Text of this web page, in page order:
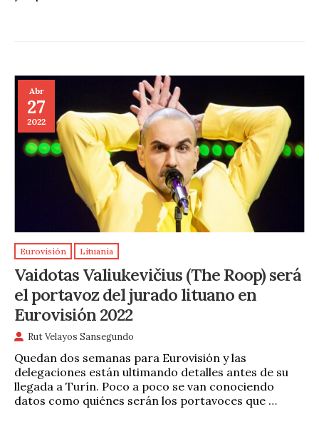
Abr
27
2022
Eurovisión Lituania
Vaidotas Valiukevičius (The Roop) será
el portavoz del jurado lituano en
Eurovisión 2022
Rut Velayos Sansegundo
Quedan dos semanas para Eurovisión y las
delegaciones están ultimando detalles antes de su
llegada a Turín. Poco a poco se van conociendo
datos como quiénes serán los portavoces que …